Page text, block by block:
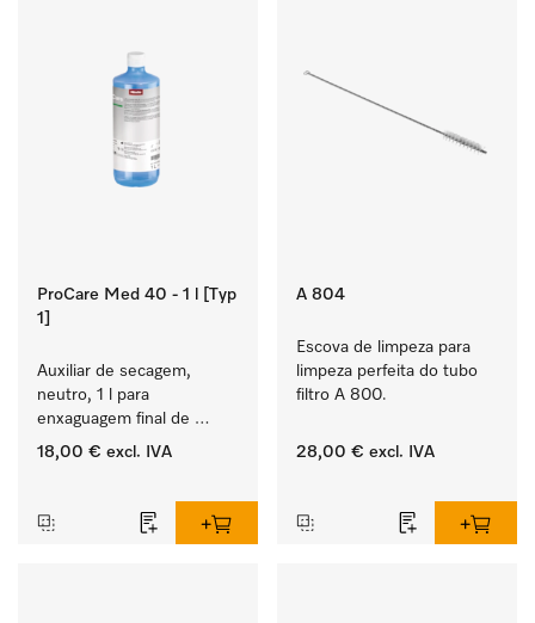
ProCare Med 40 - 1 l [Typ
1]
Auxiliar de secagem,
neutro, 1 l para
enxaguagem final de
instrumentos e utensílios,
18,00 € excl. IVA
A 804
Escova de limpeza para
limpeza perfeita do tubo
filtro A 800.
28,00 € excl. IVA